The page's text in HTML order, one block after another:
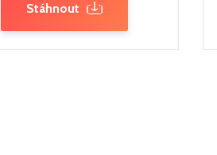
Stáhnout